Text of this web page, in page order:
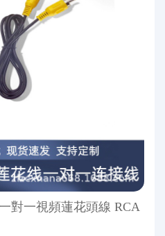
對一視頻蓮花頭線 RCA